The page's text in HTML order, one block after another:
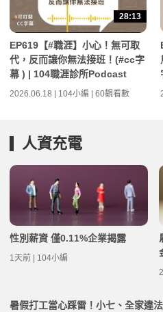
28:13
EP619【#職涯】小心！無可取
代，反而讓你無法接班！(#cc字
幕 ) | 104職涯診所Podcast
2026.06.18 | 104小編 | 60觀看數
人資充電
性別薪資 僅0.11%企業揭露
1天前 | 104小編
暑假打工當心踩雷！小七、全家違